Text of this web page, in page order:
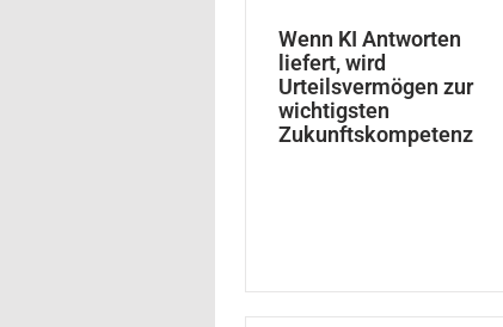
Wenn KI Antworten
liefert, wird
Urteilsvermögen zur
wichtigsten
Zukunftskompetenz